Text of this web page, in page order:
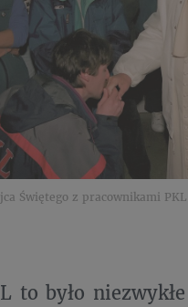
Świętego z pracownikami
to było